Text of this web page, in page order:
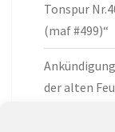
Tonspur
(maf #499)“
der alten
Swinsian –